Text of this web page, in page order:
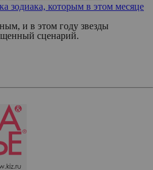
зодиака, которым в этом месяце
и в этом году звезды
сценарий.